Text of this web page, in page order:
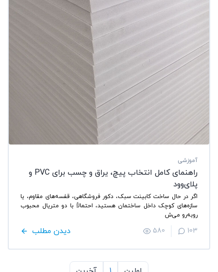
آموزشی
راهنمای کامل انتخاب پیچ، یراق و چسب برای PVC و
پلای‌وود
اگر در حال ساخت کابینت سبک، دکور فروشگاهی، قفسه‌های مقاوم، یا
سازه‌های کوچک داخل ساختمان هستید، احتمالاً با دو متریال محبوب
روبه‌رو می‌ش
دیدن مطلب 580 103